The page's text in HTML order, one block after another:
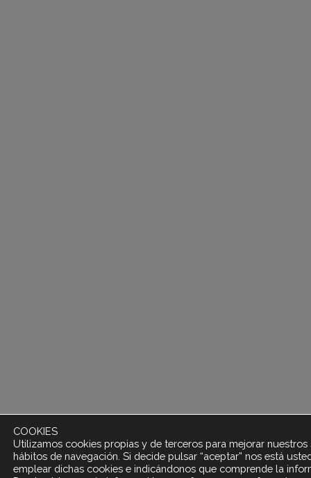
COOKIES
Utilizamos cookies propias y de terceros para mejorar
hábitos de navegación. Si decide pulsar “aceptar” nos está
emplear dichas cookies e indicándonos que comprende la